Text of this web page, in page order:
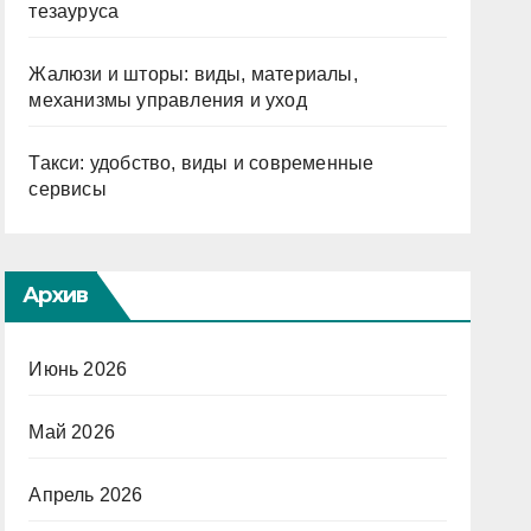
тезауруса
Жалюзи и шторы: виды, материалы,
механизмы управления и уход
Такси: удобство, виды и современные
сервисы
Архив
Июнь 2026
Май 2026
Апрель 2026